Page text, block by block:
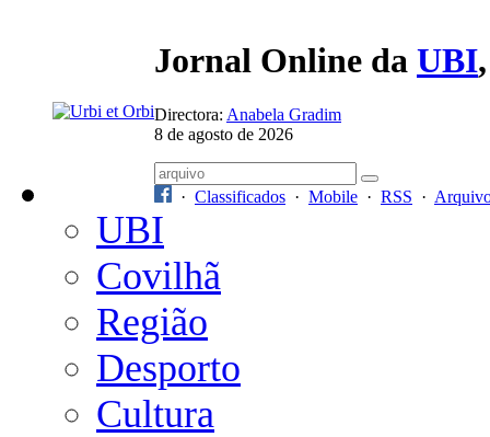
Jornal Online da UBI
Directora: Anabela Gradim
8 de agosto de 2026
· Classificados · Mobile · RSS ·
UBI
Covilhã
Região
Desporto
Cultura